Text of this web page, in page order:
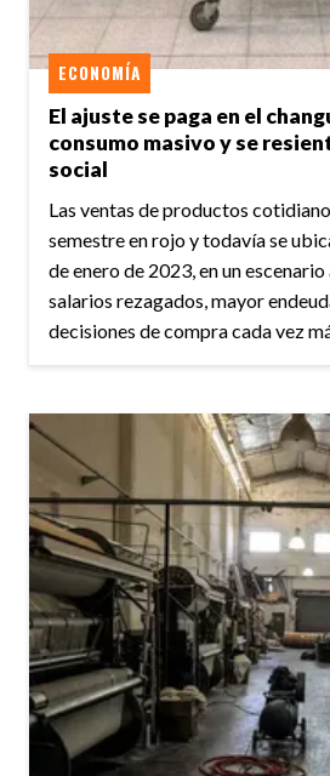
El ajuste se paga en el
consumo masivo y se
social
ECONOMÍA
Las ventas de productos
semestre en rojo y todavía se
de enero de 2023, en un
salarios rezagados, mayor
decisiones de compra cada vez